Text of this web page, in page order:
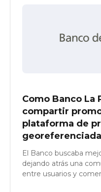
Como Banco La
compartir
plataforma de
georeferenciada
El Banco buscaba
dejando atrás una
entre usuarios y